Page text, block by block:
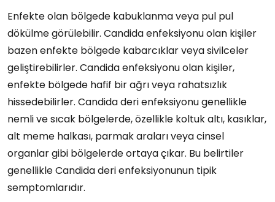
Enfekte olan bölgede kabuklanma veya pul pul
dökülme görülebilir. Candida enfeksiyonu olan kişiler
bazen enfekte bölgede kabarcıklar veya sivilceler
geliştirebilirler. Candida enfeksiyonu olan kişiler,
enfekte bölgede hafif bir ağrı veya rahatsızlık
hissedebilirler. Candida deri enfeksiyonu genellikle
nemli ve sıcak bölgelerde, özellikle koltuk altı, kasıklar,
alt meme halkası, parmak araları veya cinsel
organlar gibi bölgelerde ortaya çıkar. Bu belirtiler
genellikle Candida deri enfeksiyonunun tipik
semptomlarıdır.